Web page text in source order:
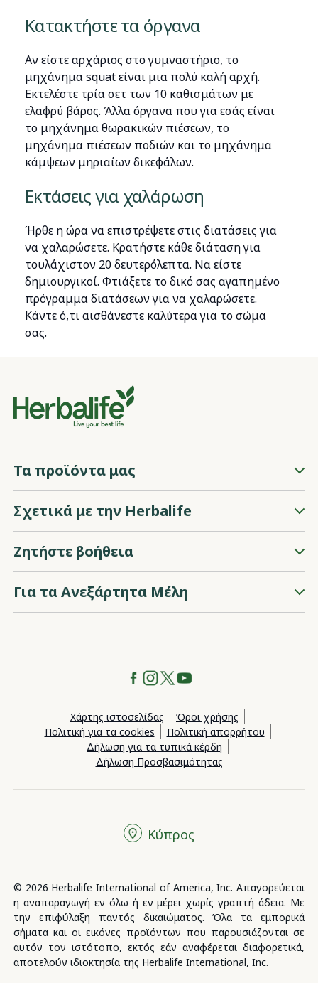
Κατακτήστε τα όργανα
Αν είστε αρχάριος στο γυμναστήριο, το
μηχάνημα squat είναι μια πολύ καλή αρχή.
Εκτελέστε τρία σετ των 10 καθισμάτων με
ελαφρύ βάρος. Άλλα όργανα που για εσάς είναι
το μηχάνημα θωρακικών πιέσεων, το
μηχάνημα πιέσεων ποδιών και το μηχάνημα
κάμψεων μηριαίων δικεφάλων.
Εκτάσεις για χαλάρωση
Ήρθε η ώρα να επιστρέψετε στις διατάσεις για
να χαλαρώσετε. Κρατήστε κάθε διάταση για
τουλάχιστον 20 δευτερόλεπτα. Να είστε
δημιουργικοί. Φτιάξετε το δικό σας αγαπημένο
πρόγραμμα διατάσεων για να χαλαρώσετε.
Κάντε ό,τι αισθάνεστε καλύτερα για το σώμα
σας.
Τα προϊόντα μας
Σχετικά με την Herbalife
Ζητήστε βοήθεια
Για τα Ανεξάρτητα Μέλη
Χάρτης ιστοσελίδας
Όροι χρήσης
Πολιτική για τα cookies
Πολιτική απορρήτου
Δήλωση για τα τυπικά κέρδη
Δήλωση Προσβασιμότητας
© 2026 Herbalife International of America, Inc. Απαγορεύεται
η αναπαραγωγή εν όλω ή εν μέρει χωρίς γραπτή άδεια. Με
την επιφύλαξη παντός δικαιώματος. Όλα τα εμπορικά
σήματα και οι εικόνες προϊόντων που παρουσιάζονται σε
αυτόν τον ιστότοπο, εκτός εάν αναφέρεται διαφορετικά,
αποτελούν ιδιοκτησία της Herbalife International, Inc.
Κύπρος